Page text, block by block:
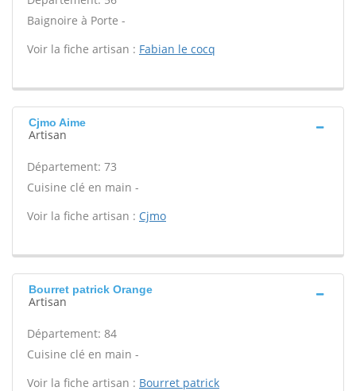
Baignoire à Porte -
Voir la fiche artisan : Fabian le cocq
Cjmo Aime
Artisan
Département: 73
Cuisine clé en main -
Voir la fiche artisan : Cjmo
Bourret patrick Orange
Artisan
Département: 84
Cuisine clé en main -
Voir la fiche artisan : Bourret patrick